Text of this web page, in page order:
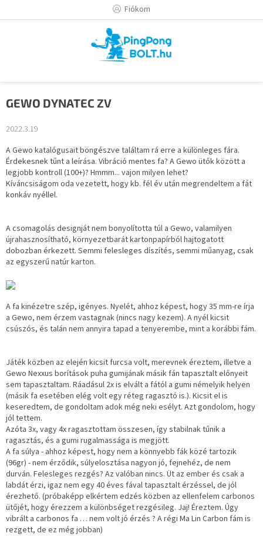
Fiókom
GEWO DYNATEC ZV
2022.3.19
A Gewo katalógusait böngészve találtam rá erre a különleges fára.
Érdekesnek tűnt a leírása. Vibráció mentes fa? A Gewo ütők között a
legjobb kontroll (100+)? Hmmm... vajon milyen lehet?
Kíváncsiságom oda vezetett, hogy kb. fél év után megrendeltem a fát
konkáv nyéllel.
A csomagolás designját nem bonyolította túl a Gewo, valamilyen
újrahasznosítható, környezetbarát kartonpapírból hajtogatott
dobozban érkezett. Semmi felesleges díszítés, semmi műanyag, csak
az egyszerű natúr karton.
A fa kinézetre szép, igényes. Nyelét, ahhoz képest, hogy 35 mm-re írja
a Gewo, nem érzem vastagnak (nincs nagy kezem). A nyél kicsit
csúszós, és talán nem annyira tapad a tenyerembe, mint a korábbi fám.
Játék közben az elején kicsit furcsa volt, merevnek éreztem, illetve a
Gewo Nexxus borítások puha gumijának másik fán tapasztalt előnyeit
sem tapasztaltam. Ráadásul 2x is elvált a fától a gumi némelyik helyen
(másik fa esetében elég volt egy réteg ragasztó is.). Kicsit el is
keseredtem, de gondoltam adok még neki esélyt. Azt gondolom, hogy
jól tettem.
Azóta 3x, vagy 4x ragasztottam összesen, így stabilnak tűnik a
ragasztás, és a gumi rugalmassága is megjött.
A fa súlya - ahhoz képest, hogy nem a könnyebb fák közé tartozik
(96gr) - nem érződik, súlyelosztása nagyon jó, fejnehéz, de nem
durván. Felesleges rezgés? Az valóban nincs. Üt az ember és csak a
labdát érzi, igaz nem egy 40 éves fával tapasztalt érzéssel, de jól
érezhető. (próbaképp elkértem edzés közben az ellenfelem carbonos
ütőjét, hogy érezzem a különbséget rezgésileg. Jaj! Éreztem. Úgy
vibrált a carbonos fa … nem volt jó érzés ? A régi Ma Lin Carbon fám is
rezgett, de ez még jobban)